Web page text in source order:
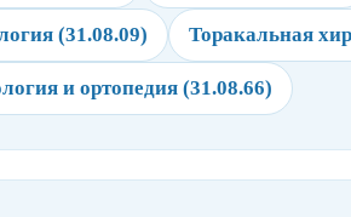
(31.08.09) Торакальная
и ортопедия (31.08.66)